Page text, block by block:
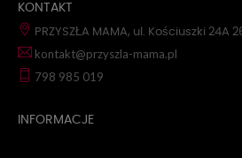
KONTAKT
PRZYSZŁA MAMA, ul. Kościuszki 24A
kontakt@przyszla-mama.pl
798 985 019
INFORMACJE